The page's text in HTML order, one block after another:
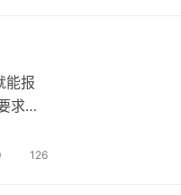
能报
求什
126